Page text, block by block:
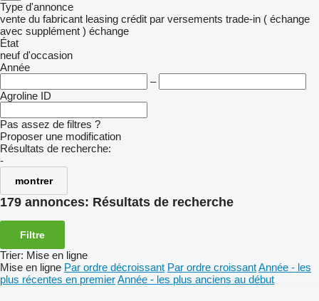
Type d'annonce
vente du fabricant leasing crédit par versements trade-in ( échange
avec supplément ) échange
État
neuf d'occasion
Année
–
Agroline ID
Pas assez de filtres ?
Proposer une modification
Résultats de recherche:
-
montrer
179 annonces: Résultats de recherche
Filtre
Trier: Mise en ligne
Mise en ligne Par ordre décroissant Par ordre croissantAnnée - les
plus récentes en premierAnnée - les plus anciens au début